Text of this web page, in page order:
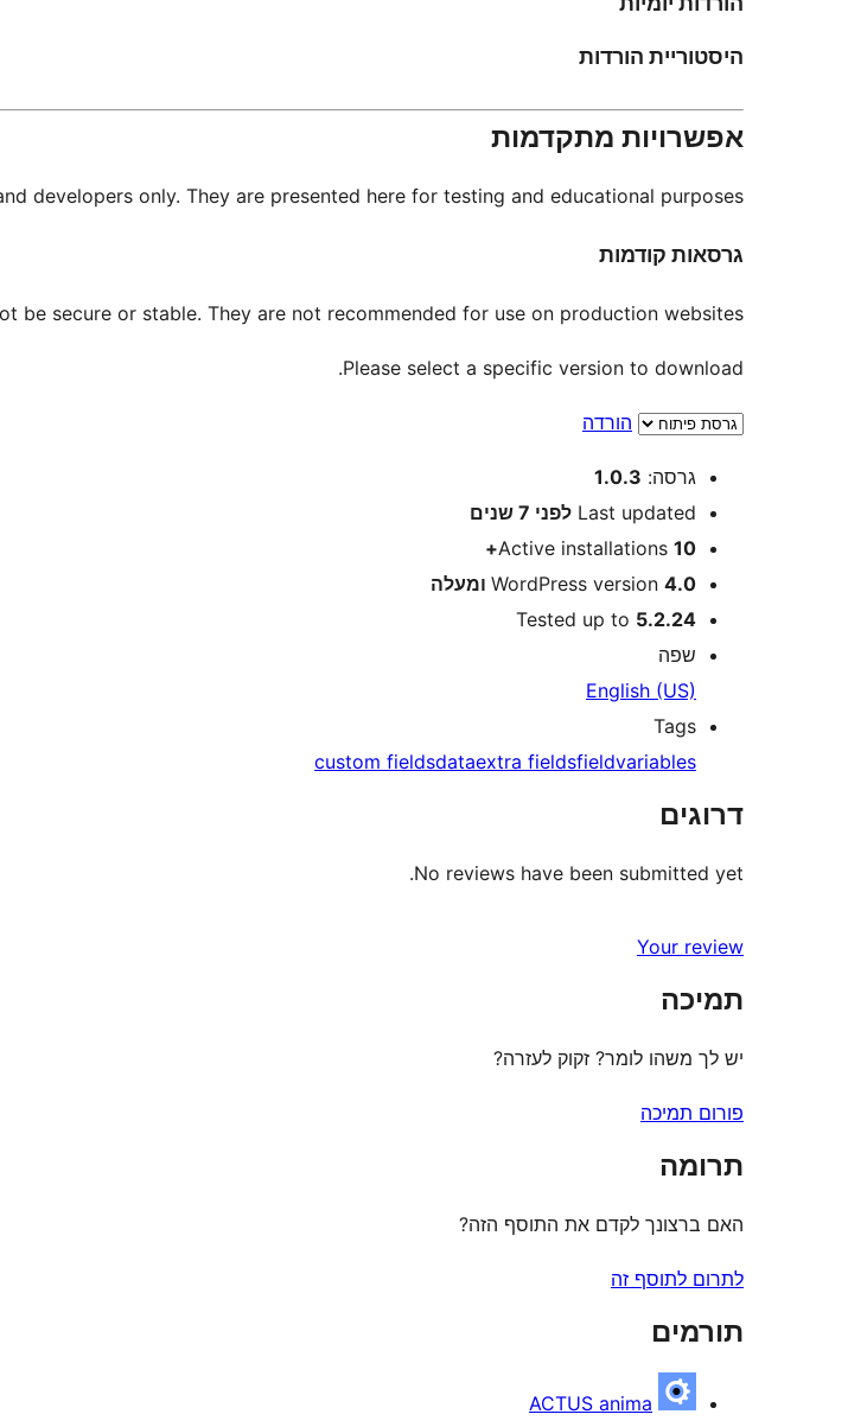
היסטוריית הורדות
אפשרויות מתקדמות
developers only. They are presented here for testing and educational purposes.
גרסאות קודמות
be secure or stable. They are not recommended for use on production websites.
Please select a specific version to download.
הורדה
מטאגרסה: 1.0.3
Last updated לפני 7 שנים
Active installations 10+
WordPress version 4.0 ומעלה
Tested up to 5.2.24
שפה
English (US)
Tags
custom fieldsdataextra fieldsfieldvariables
דרוגים
No reviews have been submitted yet.
Your review
תמיכה
יש לך משהו לומר? זקוק לעזרה?
פורום תמיכה
תרומה
האם ברצונך לקדם את התוסף הזה?
לתרום לתוסף זה
תורמים
ACTUS anima